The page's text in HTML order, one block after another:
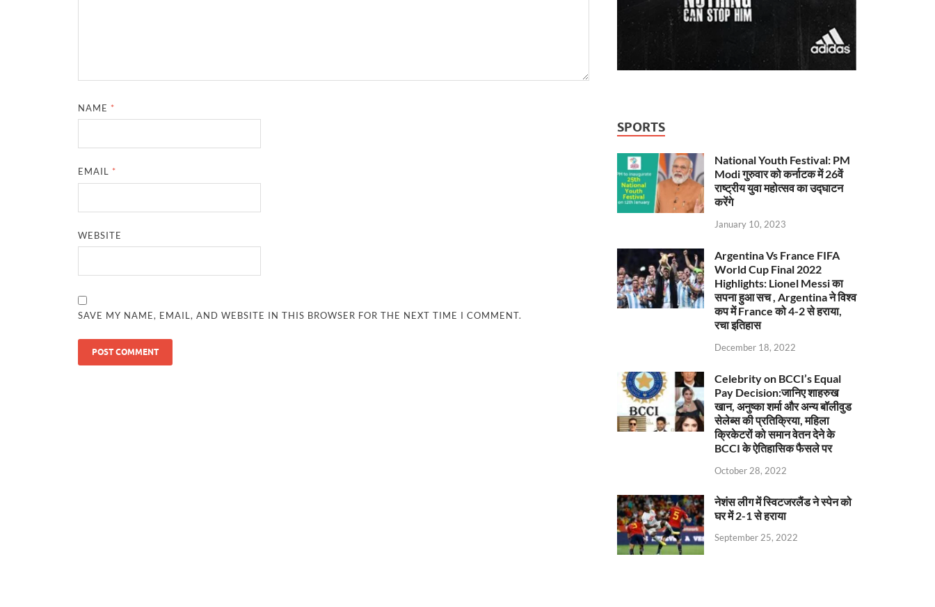
NAME *
EMAIL *
WEBSITE
SAVE MY NAME, EMAIL, AND WEBSITE IN THIS BROWSER FOR THE NEXT TIME I COMMENT.
SPORTS
National Youth Festival: PM
Modi गुरुवार को कर्नाटक में 26वें
राष्ट्रीय युवा महोत्सव का उद्घाटन
करेंगे
January 10, 2023
Argentina Vs France FIFA
World Cup Final 2022
Highlights: Lionel Messi का
सपना हुआ सच , Argentina ने विश्व
कप में France को 4-2 से हराया,
रचा इतिहास
December 18, 2022
Celebrity on BCCI’s Equal
Pay Decision:जानिए शाहरुख
खान, अनुष्का शर्मा और अन्य बॉलीवुड
सेलेब्स की प्रतिक्रिया, महिला
क्रिकेटरों को समान वेतन देने के
BCCI के ऐतिहासिक फैसले पर
October 28, 2022
नेशंस लीग में स्विटजरलैंड ने स्पेन को
घर में 2-1 से हराया
September 25, 2022